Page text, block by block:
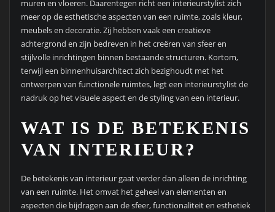
muren en vloeren. Daarentegen richt een interieurstylist zich
meer op de esthetische aspecten van een ruimte, zoals kleur,
meubels en decoratie. Zij hebben vaak een creatieve
achtergrond en zijn bedreven in het creëren van sfeer en
stijlvolle inrichtingen binnen bestaande structuren. Kortom,
terwijl een binnenhuisarchitect zich bezighoudt met het
ontwerpen van functionele ruimtes, legt een interieurstylist de
nadruk op het visuele aspect en de styling van een interieur.
WAT IS DE BETEKENIS
VAN INTERIEUR?
De betekenis van interieur gaat verder dan alleen de inrichting
van een ruimte. Het omvat het geheel van elementen en
aspecten die bijdragen aan de sfeer, functionaliteit en esthetiek